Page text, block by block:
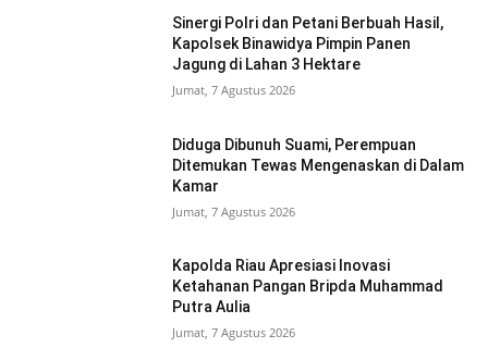
Sinergi Polri dan Petani Berbuah Hasil,
Kapolsek Binawidya Pimpin Panen
Jagung di Lahan 3 Hektare
Jumat, 7 Agustus 2026
Diduga Dibunuh Suami, Perempuan
Ditemukan Tewas Mengenaskan di Dalam
Kamar
Jumat, 7 Agustus 2026
Kapolda Riau Apresiasi Inovasi
Ketahanan Pangan Bripda Muhammad
Putra Aulia
Jumat, 7 Agustus 2026